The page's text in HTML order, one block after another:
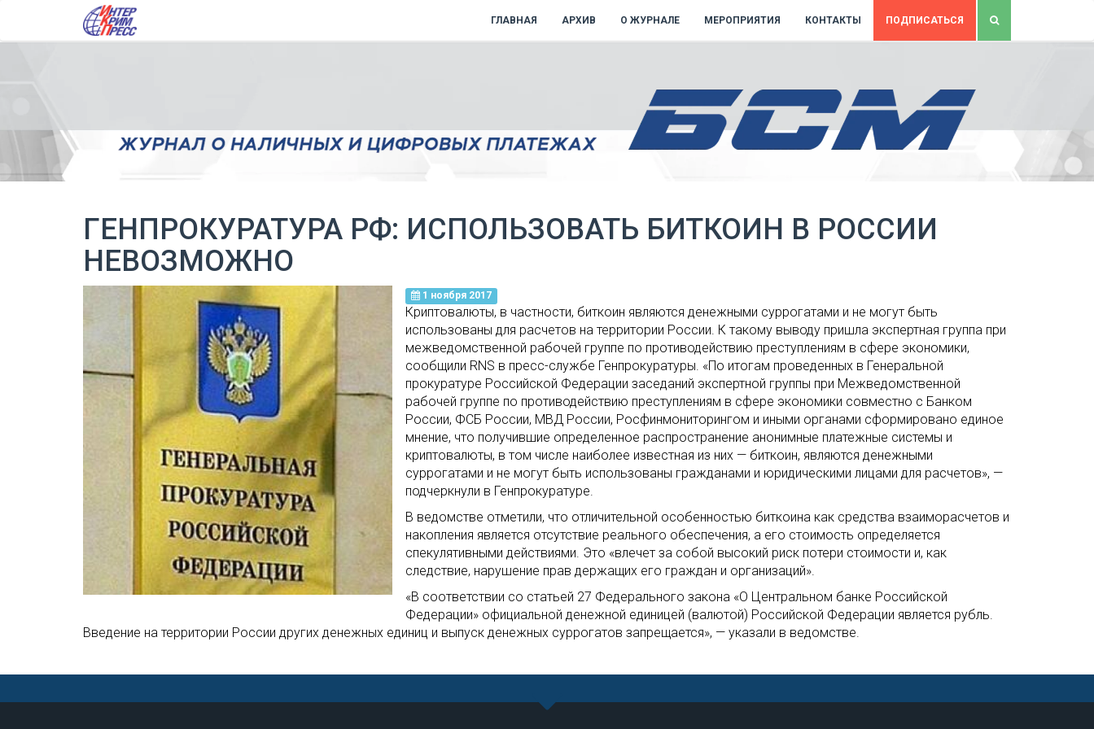
ГЛАВНАЯ АРХИВ О ЖУРНАЛЕ МЕРОПРИЯТИЯ КОНТАКТЫ ПОДПИСАТЬСЯ
ГЕНПРОКУРАТУРА РФ: ИСПОЛЬЗОВАТЬ БИТКОИН В РОССИИ
НЕВОЗМОЖНО
1 ноября 2017
Криптовалюты, в частности, биткоин являются денежными суррогатами и не могут быть
использованы для расчетов на территории России. К такому выводу пришла экспертная группа при
межведомственной рабочей группе по противодействию преступлениям в сфере экономики,
сообщили RNS в пресс-службе Генпрокуратуры. «По итогам проведенных в Генеральной
прокуратуре Российской Федерации заседаний экспертной группы при Межведомственной
рабочей группе по противодействию преступлениям в сфере экономики совместно с Банком
России, ФСБ России, МВД России, Росфинмониторингом и иными органами сформировано единое
мнение, что получившие определенное распространение анонимные платежные системы и
криптовалюты, в том числе наиболее известная из них — биткоин, являются денежными
суррогатами и не могут быть использованы гражданами и юридическими лицами для расчетов», —
подчеркнули в Генпрокуратуре.
В ведомстве отметили, что отличительной особенностью биткоина как средства взаиморасчетов и
накопления является отсутствие реального обеспечения, а его стоимость определяется
спекулятивными действиями. Это «влечет за собой высокий риск потери стоимости и, как
следствие, нарушение прав держащих его граждан и организаций».
«В соответствии со статьей 27 Федерального закона «О Центральном банке Российской
Федерации» официальной денежной единицей (валютой) Российской Федерации является рубль.
Введение на территории России других денежных единиц и выпуск денежных суррогатов запрещается», — указали в ведомстве.